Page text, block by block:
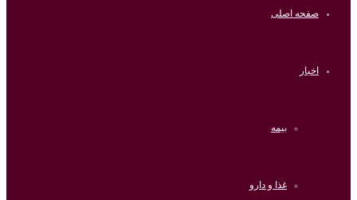
صفحه اصلی
اخبار
بیمه
غذا و دارو